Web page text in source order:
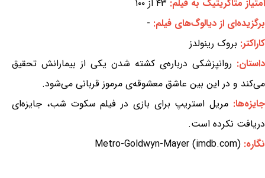
امتیاز متاکریتیک به فیلم: ۴۳ از ۱۰۰
برگزیده‌ای از دیالوگ‌های فیلم: -
کاراکتر: بروک رینولدز
داستان: روانپزشکی درباره‌ی کشته شدن یکی از بیمارانش تحقیق
می‌کند و در این بین عاشق معشوقه‌ی مرموز قربانی می‌شود.
جایزه‌ها: مریل استریپ برای بازی در فیلم سکوت شب، جایزه‌ای
دریافت نکرده است.
نگاره: Metro-Goldwyn-Mayer (imdb.com)